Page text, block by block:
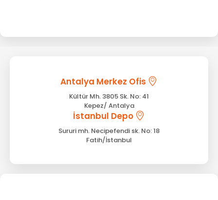
Antalya Merkez Ofis
Kültür Mh. 3805 Sk. No: 41
Kepez/ Antalya
İstanbul Depo
Sururi mh. Necipefendi sk. No: 18
Fatih/İstanbul